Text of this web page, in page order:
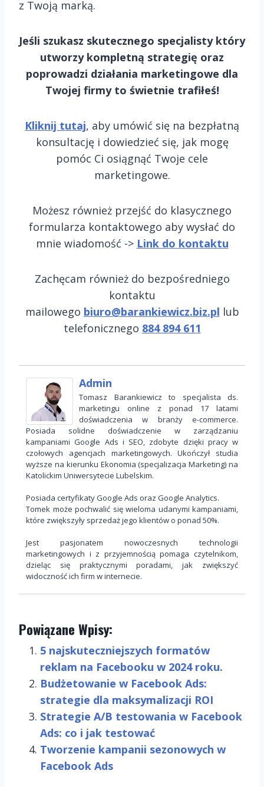
z Twoją marką.
Jeśli szukasz skutecznego specjalisty który
utworzy kompletną strategię oraz
poprowadzi działania marketingowe dla
Twojej firmy to świetnie trafiłeś!
Kliknij tutaj, aby umówić się na bezpłatną
konsultację i dowiedzieć się, jak mogę
pomóc Ci osiągnąć Twoje cele
marketingowe.
Możesz również przejść do klasycznego
formularza kontaktowego aby wysłać do
mnie wiadomość -> Link do kontaktu
Zachęcam również do bezpośredniego
kontaktu
mailowego biuro@barankiewicz.biz.pl lub
telefonicznego 884 894 611
Admin
Tomasz Barankiewicz to specjalista ds.
marketingu online z ponad 17 latami
doświadczenia w branży e-commerce.
Posiada solidne doświadczenie w zarządzaniu
kampaniami Google Ads i SEO, zdobyte dzięki pracy w
czołowych agencjach marketingowych. Ukończył studia
wyższe na kierunku Ekonomia (specjalizacja Marketing) na
Katolickim Uniwersytecie Lubelskim.
Posiada certyfikaty Google Ads oraz Google Analytics.
Tomek może pochwalić się wieloma udanymi kampaniami,
które zwiększyły sprzedaż jego klientów o ponad 50%.
Jest pasjonatem nowoczesnych technologii
marketingowych i z przyjemnością pomaga czytelnikom,
dzieląc się praktycznymi poradami, jak zwiększyć
widoczność ich firm w internecie.
Powiązane Wpisy:
5 najskuteczniejszych formatów
reklam na Facebooku w 2024 roku.
Budżetowanie w Facebook Ads:
strategie dla maksymalizacji ROI
Strategie A/B testowania w Facebook
Ads: co i jak testować
Tworzenie kampanii sezonowych w
Facebook Ads